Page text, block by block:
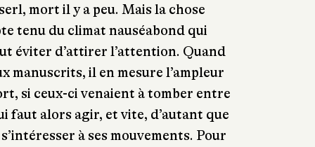
mort il y a peu. Mais la chose
tenu du climat nauséabond qui
éviter d’attirer l’attention. Quand
manuscrits, il en mesure l’ampleur
si ceux-ci venaient à tomber entre
faut alors agir, et vite, d’autant que
à ses mouvements. Pour